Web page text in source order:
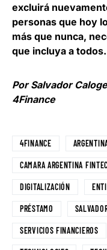
excluirá
personas que hoy
más que nunca,
que incluya a todos.
Por Salvador
4Finance
4FINANCE
CAMARA ARGENTINA
DIGITALIZACIÓN
PRÉSTAMO
SERVICIOS FINANCIEROS